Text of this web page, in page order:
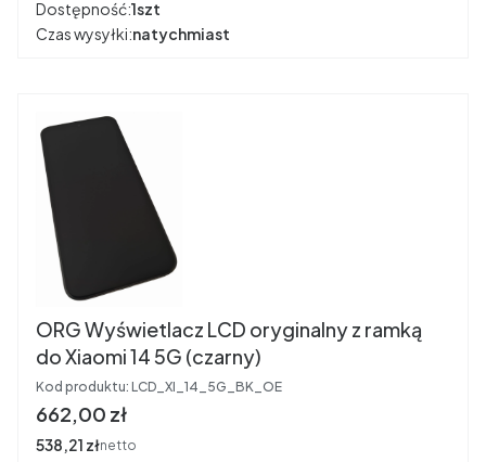
Dostępność:1szt
Czas wysyłki:natychmiast
ORG Wyświetlacz LCD oryginalny z ramką
do Xiaomi 14 5G (czarny)
Kod produktu: LCD_XI_14_5G_BK_OE
Cena
662,00 zł
Cena
538,21 złnetto